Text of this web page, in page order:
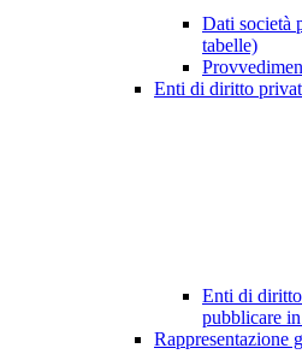
Dati società
tabelle)
Enti di diritto
Enti di
pubblicare
Rappresentazione